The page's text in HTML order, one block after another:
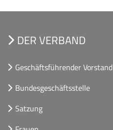
DER VERBAND
Geschäftsführender Vorstand
Bundesgeschäftsstelle
Satzung